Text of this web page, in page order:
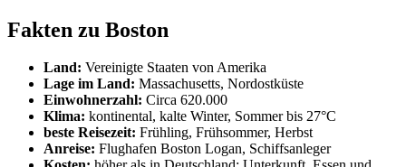
Fakten zu Boston
Land: Vereinigte Staaten von Amerika
Lage im Land: Massachusetts, Nordostküste
Einwohnerzahl: Circa 620.000
Klima: kontinental, kalte Winter, Sommer bis 27°C
beste Reisezeit: Frühling, Frühsommer, Herbst
Anreise: Flughafen Boston Logan, Schiffsanleger